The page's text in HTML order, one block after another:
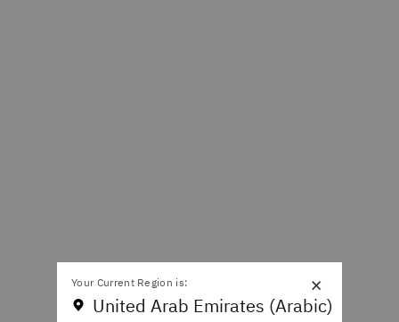
×
Your Current Region is:
United Arab Emirates (Arabic)